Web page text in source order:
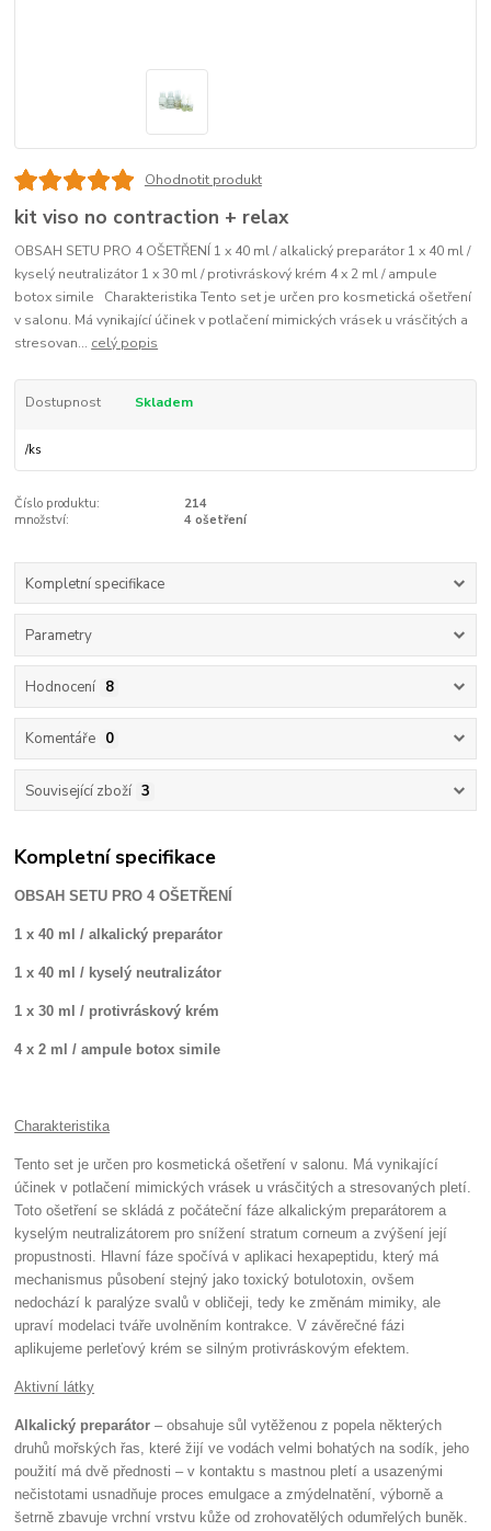
Ohodnotit produkt
kit viso no contraction + relax
OBSAH SETU PRO 4 OŠETŘENÍ 1 x 40 ml / alkalický preparátor 1 x 40 ml /
kyselý neutralizátor 1 x 30 ml / protivráskový krém 4 x 2 ml / ampule
botox simile Charakteristika Tento set je určen pro kosmetická ošetření
v salonu. Má vynikající účinek v potlačení mimických vrásek u vrásčitých a
stresovan... celý popis
Dostupnost Skladem
/ks
Číslo produktu:
214
množství:
4 ošetření
Kompletní specifikace
Parametry
Hodnocení 8
Komentáře 0
Související zboží 3
Kompletní specifikace
OBSAH SETU PRO 4 OŠETŘENÍ
1 x 40 ml / alkalický preparátor
1 x 40 ml / kyselý neutralizátor
1 x 30 ml / protivráskový krém
4 x 2 ml / ampule botox simile
Charakteristika
Tento set je určen pro kosmetická ošetření v salonu. Má vynikající
účinek v potlačení mimických vrásek u vrásčitých a stresovaných pletí.
Toto ošetření se skládá z počáteční fáze alkalickým preparátorem a
kyselým neutralizátorem pro snížení stratum corneum a zvýšení její
propustnosti. Hlavní fáze spočívá v aplikaci hexapeptidu, který má
mechanismus působení stejný jako toxický botulotoxin, ovšem
nedochází k paralýze svalů v obličeji, tedy ke změnám mimiky, ale
upraví modelaci tváře uvolněním kontrakce. V závěrečné fázi
aplikujeme perleťový krém se silným protivráskovým efektem.
Aktivní látky
Alkalický preparátor – obsahuje sůl vytěženou z popela některých
druhů mořských řas, které žijí ve vodách velmi bohatých na sodík, jeho
použití má dvě přednosti – v kontaktu s mastnou pletí a usazenými
nečistotami usnadňuje proces emulgace a zmýdelnatění, výborně a
šetrně zbavuje vrchní vrstvu kůže od zrohovatělých odumřelých buněk.